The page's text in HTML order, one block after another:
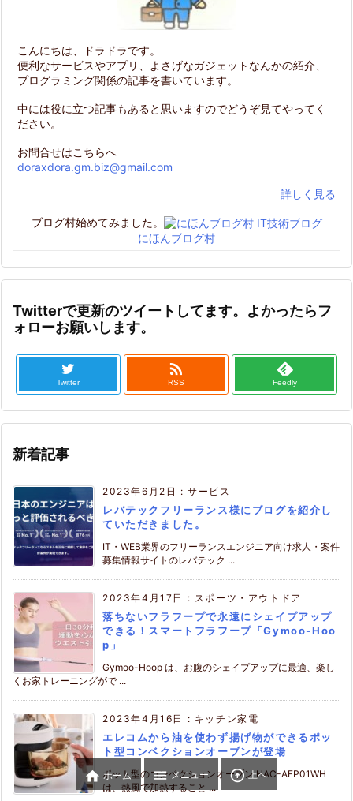
こんにちは、ドラドラです。
便利なサービスやアプリ、よさげなガジェットなんかの紹介、
プログラミング関係の記事を書いています。
中には役に立つ記事もあると思いますのでどうぞ見てやってく
ださい。
お問合せはこちらへ
doraxdora.gm.biz@gmail.com
詳しく見る
ブログ村始めてみました。
にほんブログ村
Twitterで更新のツイートしてます。よかったらフ
ォローお願いします。
Twitter

RSS Feedly
新着記事
2023年6月2日 :サービス
レバテックフリーランス様にブログを紹介し
ていただきました。
IT・WEB業界のフリーランスエンジニア向け求人・案件
募集情報サイトのレバテック ...
2023年4月17日 : スポーツ・アウトドア
落ちないフラフープで永遠にシェイプアップ
できる！スマートフラフープ「Gymoo-Hoo
p」
Gymoo-Hoop は、お腹のシェイプアップに最適、楽し
くお家トレーニングがで ...
2023年4月16日 : キッチン家電
エレコムから油を使わず揚げ物ができるポッ
ト型コンベクションオーブンが登場
ポット型のコンベクションオーブン HAC-AFP01WH
は、熱風で加熱すること ...
 ホーム  メニュー  上へ